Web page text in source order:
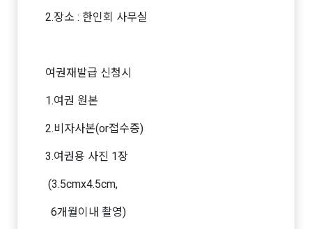
2.장소 : 한인회 사무실
여권재발급 신청시
1.여권 원본
2.비자사본(or접수증)
3.여권용 사진 1장
(3.5cmx4.5cm,
6개월이내 촬영)